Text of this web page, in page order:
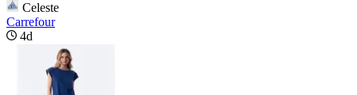
Celeste
Carrefour
4d